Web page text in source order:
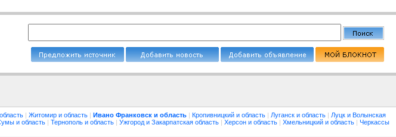
| Житомир и область | Ивано Франковск и область | Кропивницкий и область | Луганск и область | Луцк и Волынская
и область | Тернополь и область | Ужгород и Закарпатская область | Херсон и область | Хмельницкий и область | Черкассы